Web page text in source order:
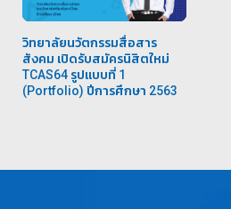
วิทยาลัยนวัตกรรมสื่อสาร
สังคม เปิดรับสมัครนิสิตใหม่
TCAS64 รูปแบบที่ 1
(Portfolio) ปีการศึกษา 2563